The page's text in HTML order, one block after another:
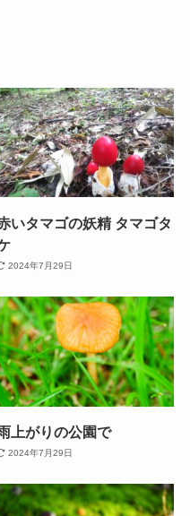
いタマゴの妖精 タマゴタ
2024年7月29日
上がりの公園で
2024年7月29日